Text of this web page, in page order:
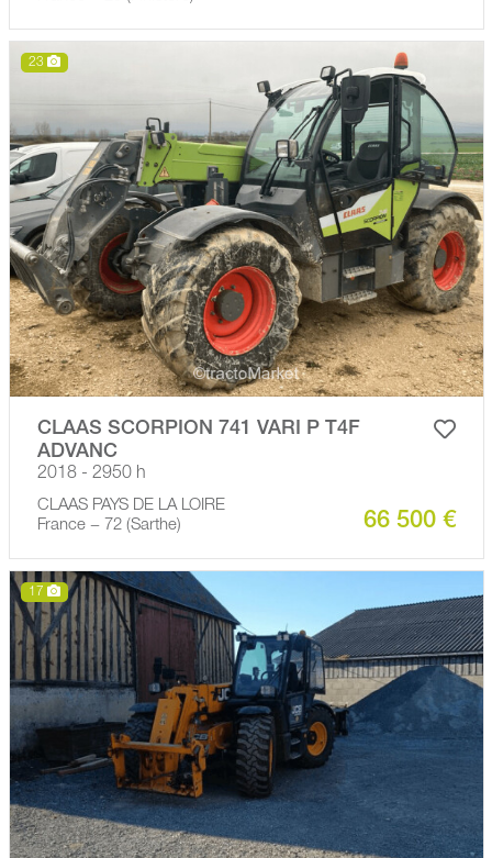
23
CLAAS SCORPION 741 VARI P T4F
ADVANC
2018 - 2950 h
CLAAS PAYS DE LA LOIRE
France − 72 (Sarthe)
66 500 €
17